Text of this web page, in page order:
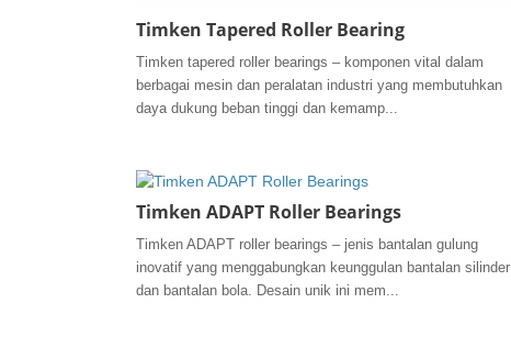
Timken Tapered Roller Bearing
Timken tapered roller bearings – komponen vital dalam
berbagai mesin dan peralatan industri yang membutuhkan
daya dukung beban tinggi dan kemamp...
Timken ADAPT Roller Bearings
Timken ADAPT roller bearings – jenis bantalan gulung
inovatif yang menggabungkan keunggulan bantalan silinder
dan bantalan bola. Desain unik ini mem...